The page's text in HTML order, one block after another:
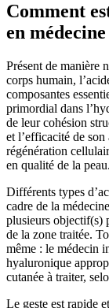
Comment
en
Présent de manière
corps humain,
composantes
primordial dans
de leur cohésion
et l’efficacité de
régénération
en qualité de la peau.
Différents types
cadre de la
plusieurs objectif(s)
de la zone traitée.
même : le médecin
hyaluronique
cutanée à traiter,
Le geste est rapide